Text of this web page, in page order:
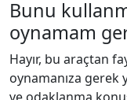
Bunu
oynamam
Hayır, bu araçtan
oynamanıza gerek